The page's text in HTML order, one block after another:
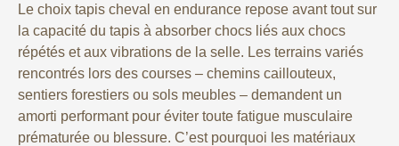
Le choix tapis cheval en endurance repose avant tout sur
la capacité du tapis à absorber chocs liés aux chocs
répétés et aux vibrations de la selle. Les terrains variés
rencontrés lors des courses – chemins caillouteux,
sentiers forestiers ou sols meubles – demandent un
amorti performant pour éviter toute fatigue musculaire
prématurée ou blessure. C’est pourquoi les matériaux